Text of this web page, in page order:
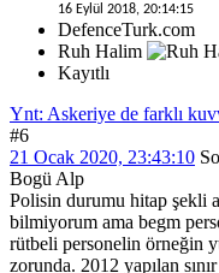
16 Eylül 2018, 20:14:15
DefenceTurk.com
Ruh Halim
Kayıtlı
Ynt: Askeriye de farklı
#6
21 Ocak 2020, 23:43:10
Bogü Alp
Polisin durumu hitap şekli
bilmiyorum ama begm
rütbeli personelin örneğin
zorunda. 2012 yapılan